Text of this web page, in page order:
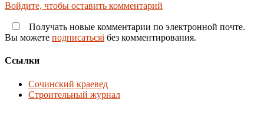
Войдите, чтобы оставить комментарий
Получать новые комментарии по электронной почте.
Вы можете подписатьсяi без комментирования.
Ссылки
Сочинский краевед
Строительный журнал